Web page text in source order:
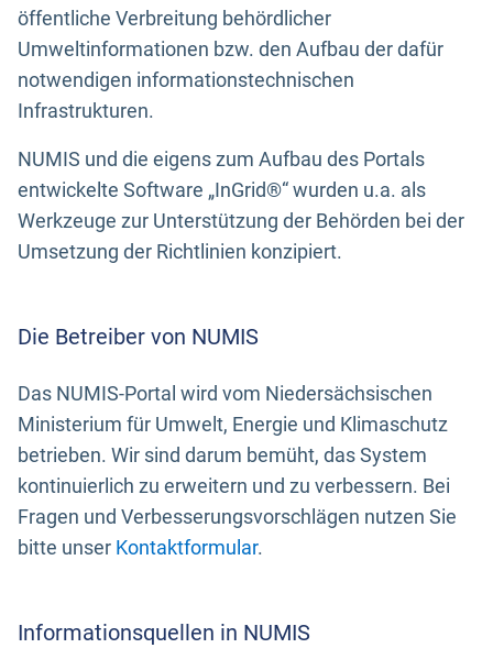
öffentliche Verbreitung behördlicher
Umweltinformationen bzw. den Aufbau der dafür
notwendigen informationstechnischen
Infrastrukturen.
NUMIS und die eigens zum Aufbau des Portals
entwickelte Software „InGrid®“ wurden u.a. als
Werkzeuge zur Unterstützung der Behörden bei der
Umsetzung der Richtlinien konzipiert.
Die Betreiber von NUMIS
Das NUMIS-Portal wird vom Niedersächsischen
Ministerium für Umwelt, Energie und Klimaschutz
betrieben. Wir sind darum bemüht, das System
kontinuierlich zu erweitern und zu verbessern. Bei
Fragen und Verbesserungsvorschlägen nutzen Sie
bitte unser Kontaktformular.
Informationsquellen in NUMIS